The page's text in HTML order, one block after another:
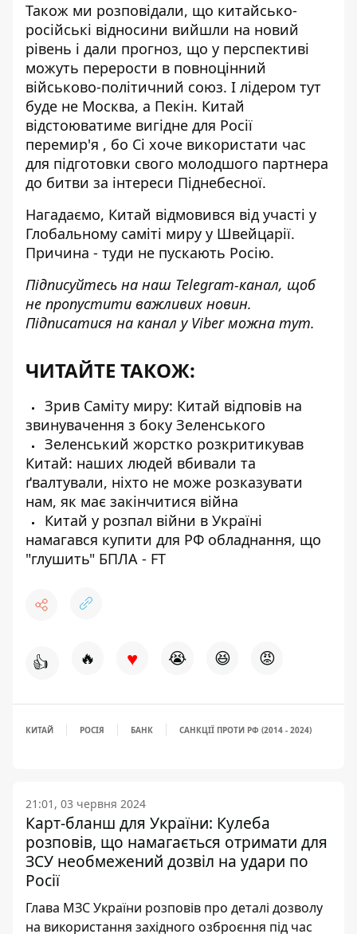
Також ми розповідали, що китайсько-
російські відносини вийшли на новий
рівень і дали прогноз, що у перспективі
можуть перерости в повноцінний
військово-політичний союз. І лідером тут
буде не Москва, а Пекін. Китай
відстоюватиме вигідне для Росії
перемир'я , бо Сі хоче використати час
для підготовки свого молодшого партнера
до битви за інтереси Піднебесної.
Нагадаємо, Китай відмовився від участі у
Глобальному саміті миру у Швейцарії.
Причина - туди не пускають Росію.
Підписуйтесь на наш Telegram-канал, щоб
не пропустити важливих новин.
Підписатися на канал у Viber можна тут.
ЧИТАЙТЕ ТАКОЖ:
Зрив Саміту миру: Китай відповів на
звинувачення з боку Зеленського
Зеленський жорстко розкритикував
Китай: наших людей вбивали та
ґвалтували, ніхто не може розказувати
нам, як має закінчитися війна
Китай у розпал війни в Україні
намагався купити для РФ обладнання, що
"глушить" БПЛА - FT
👍 🔥 ♥ 😭 😆 😡
КИТАЙ РОСІЯ БАНК САНКЦІЇ ПРОТИ РФ (2014 - 2024)
21:01, 03 червня 2024
Карт-бланш для України: Кулеба
розповів, що намагається отримати для
ЗСУ необмежений дозвіл на удари по
Росії
Глава МЗС України розповів про деталі дозволу
на використання західного озброєння під час